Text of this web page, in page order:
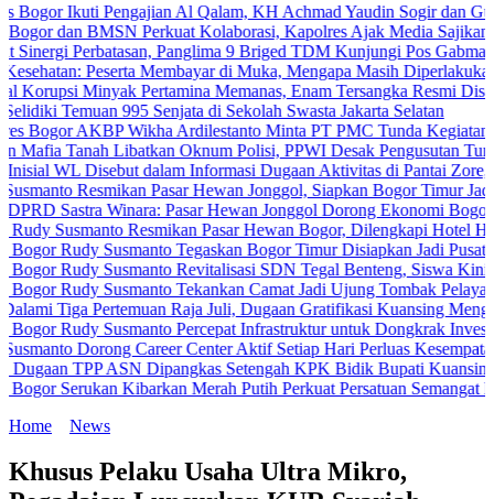
Pengajian Al Qalam, KH Achmad Yaudin Sogir dan Gus Sholeh
BMSN Perkuat Kolaborasi, Kapolres Ajak Media Sajikan
Panglima 9 Briged TDM Kunjungi Pos Gabma Temajuk
Peserta Membayar di Muka, Mengapa Masih Diperlakukan
Minyak Pertamina Memanas, Enam Tersangka Resmi Diseret ke
995 Senjata di Sekolah Swasta Jakarta Selatan
AKBP Wikha Ardilestanto Minta PT PMC Tunda Kegiatan Demi
Libatkan Oknum Polisi, PPWI Desak Pengusutan Tuntas
Disebut dalam Informasi Dugaan Aktivitas di Pantai Zore, Bea
Resmikan Pasar Hewan Jonggol, Siapkan Bogor Timur Jadi Pusat
Winara: Pasar Hewan Jonggol Dorong Ekonomi Bogor Timur
Resmikan Pasar Hewan Bogor, Dilengkapi Hotel Hewan dan
Susmanto Tegaskan Bogor Timur Disiapkan Jadi Pusat
Susmanto Revitalisasi SDN Tegal Benteng, Siswa Kini Belajar
Susmanto Tekankan Camat Jadi Ujung Tombak Pelayanan
Pertemuan Raja Juli, Dugaan Gratifikasi Kuansing Menguat
Susmanto Percepat Infrastruktur untuk Dongkrak Investasi
Dorong Career Center Aktif Setiap Hari Perluas Kesempatan Kerja
ASN Dipangkas Setengah KPK Bidik Bupati Kuansing
Kibarkan Merah Putih Perkuat Persatuan Semangat
Home
News
Khusus Pelaku Usaha Ultra Mikro,